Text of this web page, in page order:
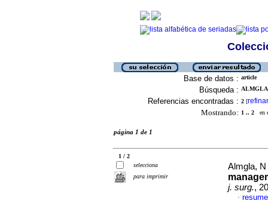
Base de datos : article
Búsqueda :
Referencias encontradas : 2 [refinar
Mostrando: 1 .. 2 en
página 1 de 1
1 / 2
selecciona
para imprimir
Almgla,
j. surg.,
·